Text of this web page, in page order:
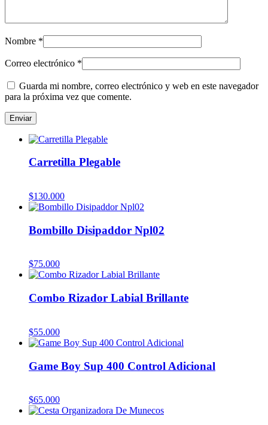
Nombre *
Correo electrónico *
Guarda mi nombre, correo electrónico y web en este navegador
para la próxima vez que comente.
Carretilla Plegable
$130.000
Bombillo Disipaddor Npl02
$75.000
Combo Rizador Labial Brillante
$55.000
Game Boy Sup 400 Control Adicional
$65.000